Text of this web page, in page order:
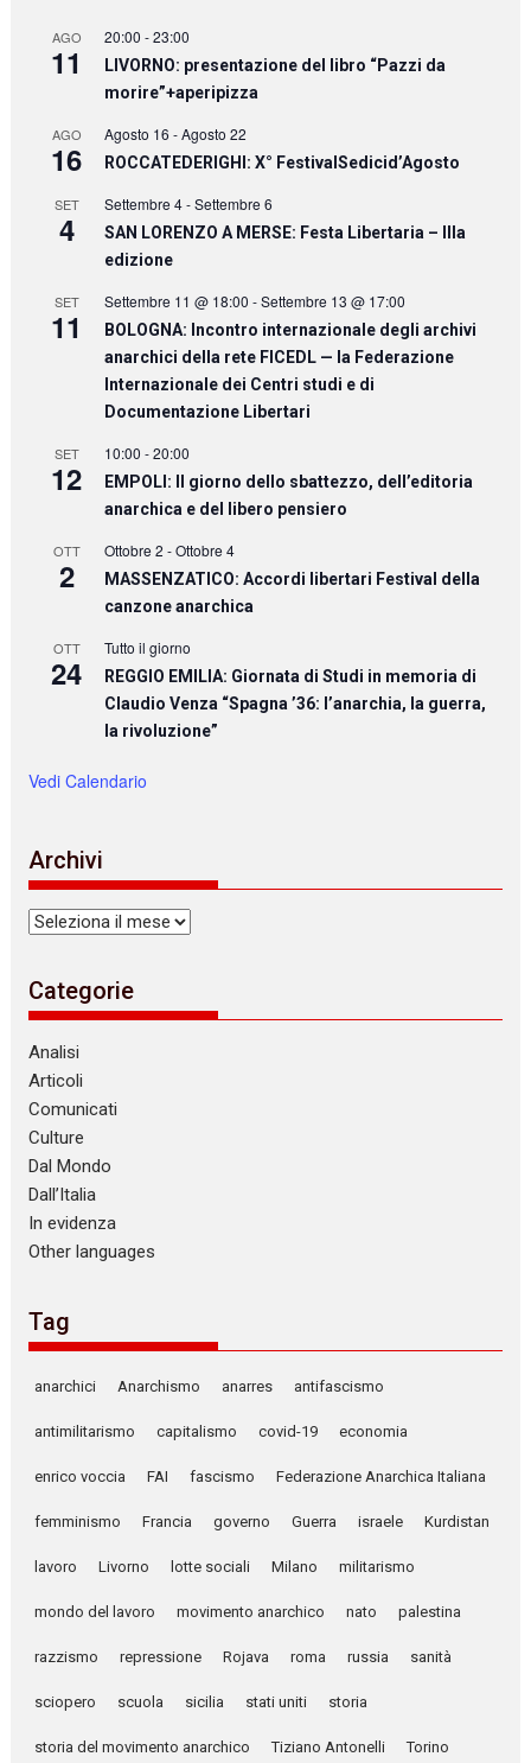
AGO
11
20:00 -23:00
LIVORNO: presentazione del libro “Pazzi da
morire”+aperipizza
AGO
16
Agosto 16 -Agosto 22
ROCCATEDERIGHI: X° FestivalSedicid’Agosto
SET
4
Settembre 4-Settembre 6
SAN LORENZO A MERSE: Festa Libertaria – IIIa
edizione
SET
11
Settembre 11 @ 18:00 -Settembre 13 @ 17:00
BOLOGNA: Incontro internazionale degli archivi
anarchici della rete FICEDL — la Federazione
Internazionale dei Centri studi e di
Documentazione Libertari
SET
12
10:00 -20:00
EMPOLI: Il giorno dello sbattezzo, dell’editoria
anarchica e del libero pensiero
OTT
2
Ottobre 2 -Ottobre 4
MASSENZATICO: Accordi libertari Festival della
canzone anarchica
OTT
24
Tutto il giorno
REGGIO EMILIA: Giornata di Studi in memoria di
Claudio Venza “Spagna ’36: l’anarchia, la guerra,
la rivoluzione”
Vedi Calendario
Archivi
Archivi
Categorie
Analisi
Articoli
Comunicati
Culture
Dal Mondo
Dall’Italia
In evidenza
Other languages
Tag
anarchici Anarchismo anarres antifascismo
antimilitarismo capitalismo covid-19 economia
enrico voccia FAI fascismo Federazione Anarchica Italiana
femminismo Francia governo Guerra israele Kurdistan
lavoro Livorno lotte sociali Milano militarismo
mondo del lavoro movimento anarchico nato palestina
razzismo repressione Rojava roma russia sanità
sciopero scuola sicilia stati uniti storia
storia del movimento anarchico Tiziano Antonelli Torino